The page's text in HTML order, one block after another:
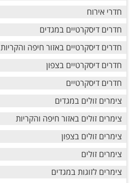
חדרי אירוח
חדרים דיסקרטיים במגדים
חדרים דיסקרטיים באזור חיפה והקריות
חדרים דיסקרטיים בצפון
חדרים דיסקרטיים
צימרים זולים במגדים
צימרים זולים באזור חיפה והקריות
צימרים זולים בצפון
צימרים זולים
צימרים לזוגות במגדים